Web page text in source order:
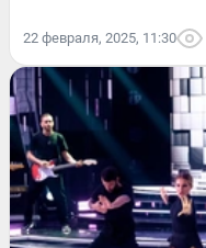
22 февраля, 2025, 11:30